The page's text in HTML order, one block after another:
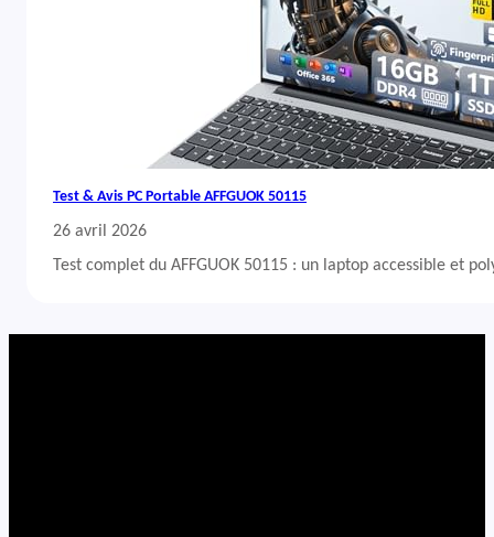
Test & Avis PC Portable AFFGUOK 50115
26 avril 2026
Test complet du AFFGUOK 50115 : un laptop accessible